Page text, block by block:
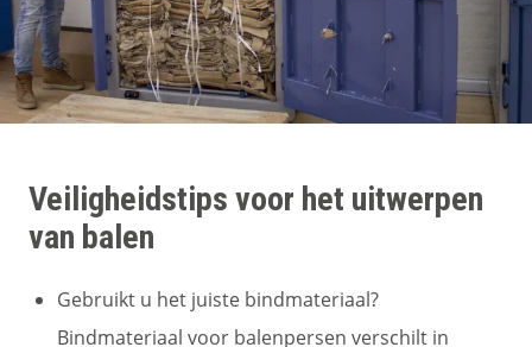
Veiligheidstips voor het uitwerpen
van balen
Gebruikt u het juiste bindmateriaal?
Bindmateriaal voor balenpersen verschilt in